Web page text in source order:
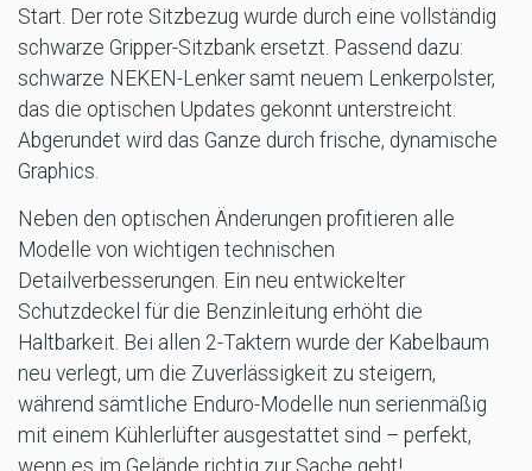
Start. Der rote Sitzbezug wurde durch eine vollständig
schwarze Gripper-Sitzbank ersetzt. Passend dazu:
schwarze NEKEN-Lenker samt neuem Lenkerpolster,
das die optischen Updates gekonnt unterstreicht.
Abgerundet wird das Ganze durch frische, dynamische
Graphics.
Neben den optischen Änderungen profitieren alle
Modelle von wichtigen technischen
Detailverbesserungen. Ein neu entwickelter
Schutzdeckel für die Benzinleitung erhöht die
Haltbarkeit. Bei allen 2-Taktern wurde der Kabelbaum
neu verlegt, um die Zuverlässigkeit zu steigern,
während sämtliche Enduro-Modelle nun serienmäßig
mit einem Kühlerlüfter ausgestattet sind – perfekt,